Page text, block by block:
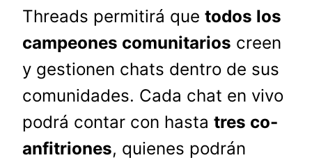
Threads permitirá que todos los
campeones comunitarios creen
y gestionen chats dentro de sus
comunidades. Cada chat en vivo
podrá contar con hasta tres co-
anfitriones, quienes podrán